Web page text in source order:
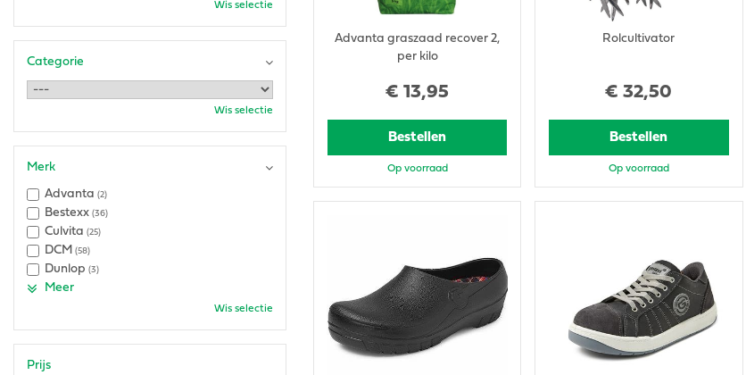
€ 13,95
Advanta graszaad recover 2,
per kilo
Bestellen
Op voorraad
€ 32,50
Rolcultivator
Bestellen
Op voorraad
Wis selectie
Categorie
Wis selectie
Merk
Advanta (2)
Bestexx (36)
Culvita (25)
DCM (58)
Dunlop (3)
Meer
Wis selectie
Prijs